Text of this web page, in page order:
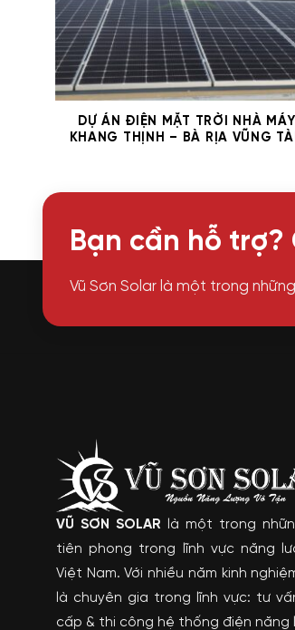
DỰ ÁN ĐIỆN MẶT TRỜI NHÀ MÁY
KHANG THỊNH – BÀ RỊA VŨNG
Bạn cần hỗ trợ?
Vũ Sơn Solar là một trong
VŨ SƠN SOLAR là một trong
tiên phong trong lĩnh vực năng
Việt Nam. Với nhiều năm kinh
là chuyên gia trong lĩnh vực: tư
cấp & thi công hệ thống điện năng